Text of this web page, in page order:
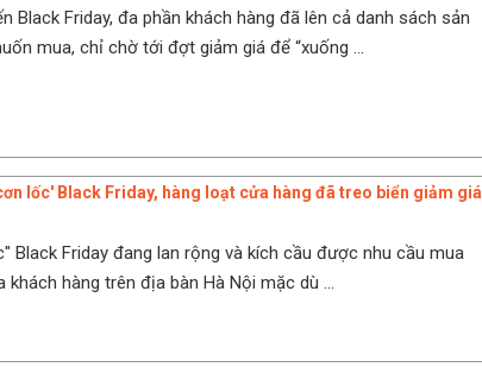
Black Friday, đa phần khách hàng đã lên cả danh sách sản
mua, chỉ chờ tới đợt giảm giá để “xuống ...
lốc' Black Friday, hàng loạt cửa hàng đã treo biển giảm giá
Black Friday đang lan rộng và kích cầu được nhu cầu mua
khách hàng trên địa bàn Hà Nội mặc dù ...